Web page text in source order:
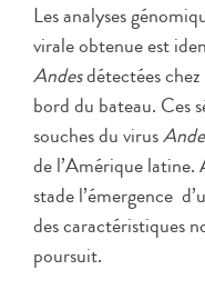
Les analyses
virale obtenue est
Andesdétectées
bord du bateau. Ces
souches du virus
de l’Amérique latine.
stade l’émergence
des caractéristiques
poursuit.